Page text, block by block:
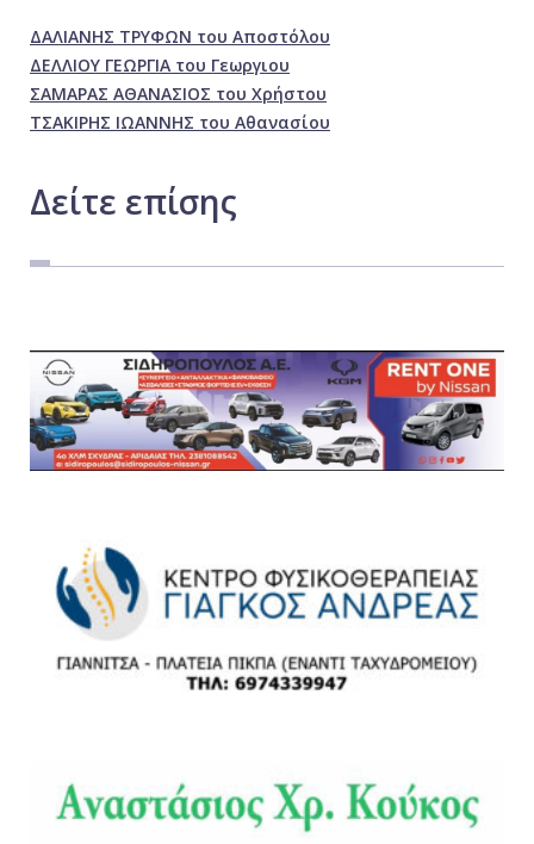
ΔΑΛΙΑΝΗΣ ΤΡΥΦΩΝ του Αποστόλου
ΔΕΛΛΙΟΥ ΓΕΩΡΓΙΑ του Γεωργιου
ΣΑΜΑΡΑΣ ΑΘΑΝΑΣΙΟΣ του Χρήστου
ΤΣΑΚΙΡΗΣ ΙΩΑΝΝΗΣ του Αθανασίου
Δείτε επίσης